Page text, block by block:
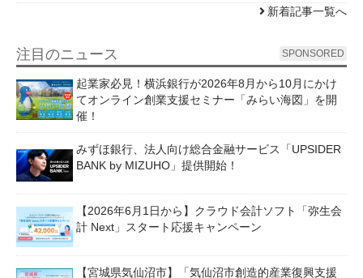
新着記事一覧へ
注目のニュース SPONSORED
起業家必見！横浜銀行が2026年8月から10月にかけ
てオンライン創業支援セミナー「みらい海図」を開
催！
みずほ銀行、法人向け総合金融サービス「UPSIDER
BANK by MIZUHO」提供開始！
【2026年6月1日から】クラウド会計ソフト「弥生会
計 Next」スタート応援キャンペーン
【宮城県気仙沼市】「気仙沼市創造的産業復興支援